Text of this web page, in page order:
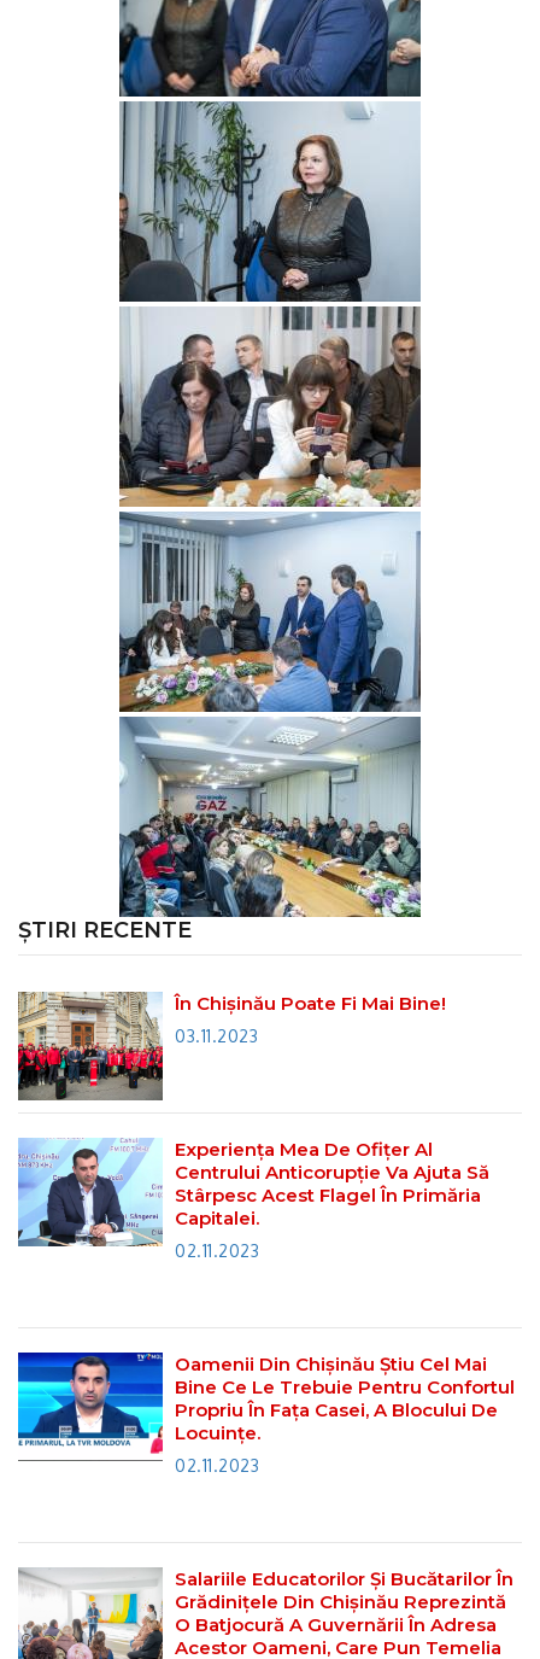
ȘTIRI RECENTE
În Chișinău Poate Fi Mai Bine!
03.11.2023
Experiența Mea De Ofițer Al
Centrului Anticorupție Va Ajuta Să
Stârpesc Acest Flagel În Primăria
Capitalei.
02.11.2023
Oamenii Din Chișinău Știu Cel Mai
Bine Ce Le Trebuie Pentru Confortul
Propriu În Fața Casei, A Blocului De
Locuințe.
02.11.2023
Salariile Educatorilor Și Bucătarilor În
Grădinițele Din Chișinău Reprezintă
O Batjocură A Guvernării În Adresa
Acestor Oameni, Care Pun Temelia